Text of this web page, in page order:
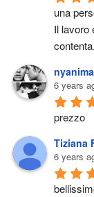
una
Il lavoro
6 years
prezzo
Tiziana
6 years